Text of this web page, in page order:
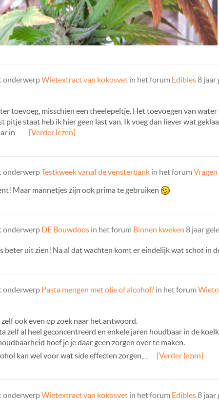
onderwerpWietextract van kokosvet in het forum Edibles8 jaar
toevoeg, misschien een theelepeltje. Het toevoegen van
pitje staat heb ik hier geen last van. Ik voeg dan liever wat
in…
[Verder lezen]
onderwerpTestkweek vanaf de vensterbank in het forum
Maar mannetjes zijn ook prima te gebruiken
onderwerp DE Bouwdoos in het forum Binnen kweken 8 jaar
beter uit zien! Na al dat wachten komt er eindelijk wat schot in
onderwerp Pasta mengen met olie of alcohol? in het forum
ook even op zoek naar het antwoord.
zelf al heel geconcentreerd en enkele jaren houdbaar in de
hoef je je daar geen zorgen over te maken.
kan wel voor wat side effecten zorgen,…
[Verder lezen]
onderwerpWietextract van kokosvet in het forum Edibles8 jaar